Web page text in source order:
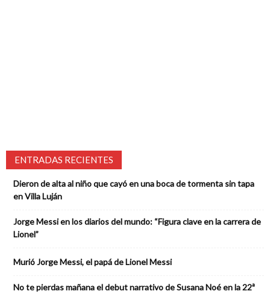
ENTRADAS RECIENTES
Dieron de alta al niño que cayó en una boca de tormenta sin tapa
en Villa Luján
Jorge Messi en los diarios del mundo: “Figura clave en la carrera de
Lionel”
Murió Jorge Messi, el papá de Lionel Messi
No te pierdas mañana el debut narrativo de Susana Noé en la 22ª